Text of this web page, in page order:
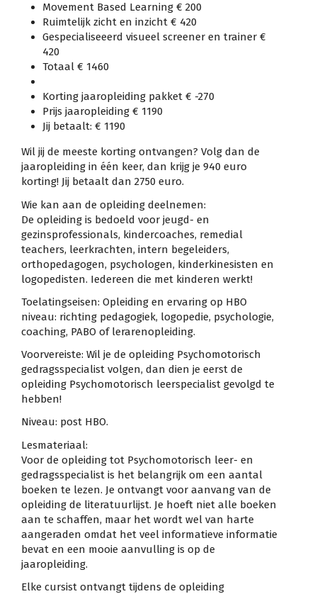
Movement Based Learning € 200
Ruimtelijk zicht en inzicht € 420
Gespecialiseeerd visueel screener en trainer €
420
Totaal € 1460
Korting jaaropleiding pakket € -270
Prijs jaaropleiding € 1190
Jij betaalt: € 1190
Wil jij de meeste korting ontvangen? Volg dan de
jaaropleiding in één keer, dan krijg je 940 euro
korting! Jij betaalt dan 2750 euro.
Wie kan aan de opleiding deelnemen:
De opleiding is bedoeld voor jeugd- en
gezinsprofessionals, kindercoaches, remedial
teachers, leerkrachten, intern begeleiders,
orthopedagogen, psychologen, kinderkinesisten en
logopedisten. Iedereen die met kinderen werkt!
Toelatingseisen: Opleiding en ervaring op HBO
niveau: richting pedagogiek, logopedie, psychologie,
coaching, PABO of lerarenopleiding.
Voorvereiste: Wil je de opleiding Psychomotorisch
gedragsspecialist volgen, dan dien je eerst de
opleiding Psychomotorisch leerspecialist gevolgd te
hebben!
Niveau: post HBO.
Lesmateriaal:
Voor de opleiding tot Psychomotorisch leer- en
gedragsspecialist is het belangrijk om een aantal
boeken te lezen. Je ontvangt voor aanvang van de
opleiding de literatuurlijst. Je hoeft niet alle boeken
aan te schaffen, maar het wordt wel van harte
aangeraden omdat het veel informatieve informatie
bevat en een mooie aanvulling is op de
jaaropleiding.
Elke cursist ontvangt tijdens de opleiding